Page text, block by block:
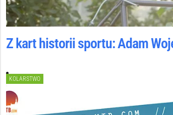
Z kart historii sportu: Adam
KOLARSTWO